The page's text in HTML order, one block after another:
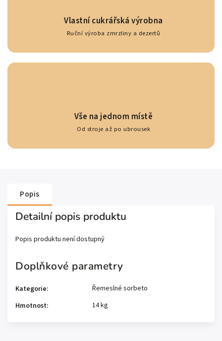
Vlastní cukrářská výrobna
Ruční výroba zmrzliny a dezertů
Vše na jednom místě
Od stroje až po ubrousek
Popis
Detailní popis produktu
Popis produktu není dostupný
Doplňkové parametry
Kategorie:
Řemeslné sorbeto
Hmotnost: 14 kg